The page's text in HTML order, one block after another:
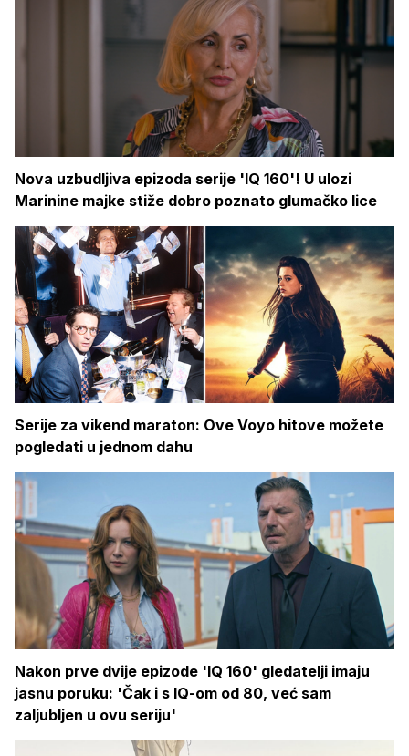
Nova uzbudljiva epizoda serije 'IQ 160'! U ulozi
Marinine majke stiže dobro poznato glumačko lice
Serije za vikend maraton: Ove Voyo hitove možete
pogledati u jednom dahu
Nakon prve dvije epizode 'IQ 160' gledatelji imaju
jasnu poruku: 'Čak i s IQ-om od 80, već sam
zaljubljen u ovu seriju'